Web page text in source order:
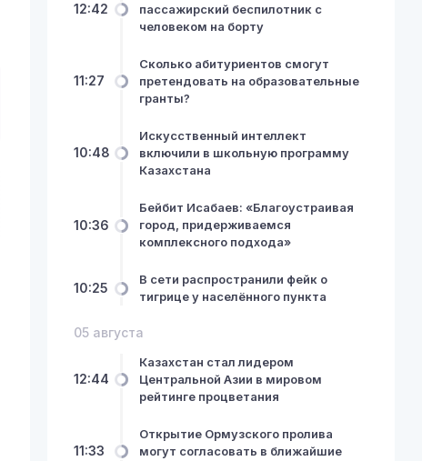
12:42
пассажирский беспилотник с
человеком на борту
11:27
Сколько абитуриентов смогут
претендовать на образовательные
гранты?
10:48
Искусственный интеллект
включили в школьную программу
Казахстана
10:36
Бейбит Исабаев: «Благоустраивая
город, придерживаемся
комплексного подхода»
10:25
В сети распространили фейк о
тигрице у населённого пункта
05 августа
12:44
Казахстан стал лидером
Центральной Азии в мировом
рейтинге процветания
11:33
Открытие Ормузского пролива
могут согласовать в ближайшие